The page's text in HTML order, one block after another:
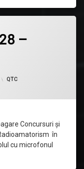
–
Categorii:
QTC
Concursuri și
în
cu microfonul